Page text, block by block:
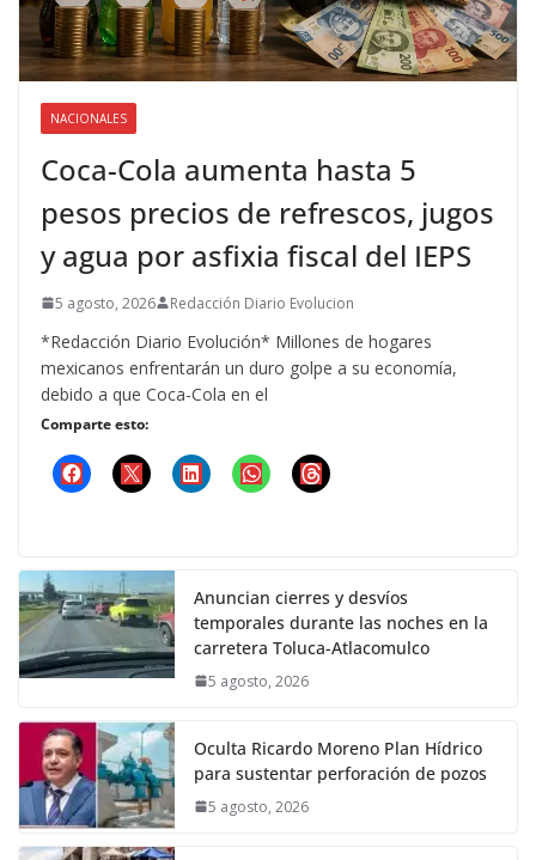
NACIONALES
Coca-Cola aumenta hasta 5
pesos precios de refrescos, jugos
y agua por asfixia fiscal del IEPS
5 agosto, 2026 Redacción Diario Evolucion
*Redacción Diario Evolución* Millones de hogares
mexicanos enfrentarán un duro golpe a su economía,
debido a que Coca-Cola en el
Comparte esto:
Anuncian cierres y desvíos
temporales durante las noches en la
carretera Toluca-Atlacomulco
5 agosto, 2026
Oculta Ricardo Moreno Plan Hídrico
para sustentar perforación de pozos
5 agosto, 2026